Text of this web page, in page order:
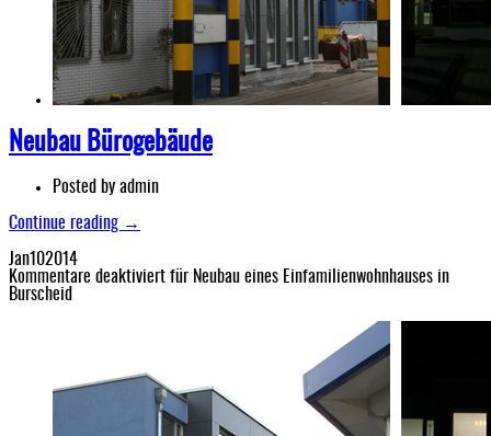
Neubau Bürogebäude
Posted by admin
Continue reading →
Jan102014
Kommentare deaktiviert für Neubau eines Einfamilienwohnhauses in
Burscheid